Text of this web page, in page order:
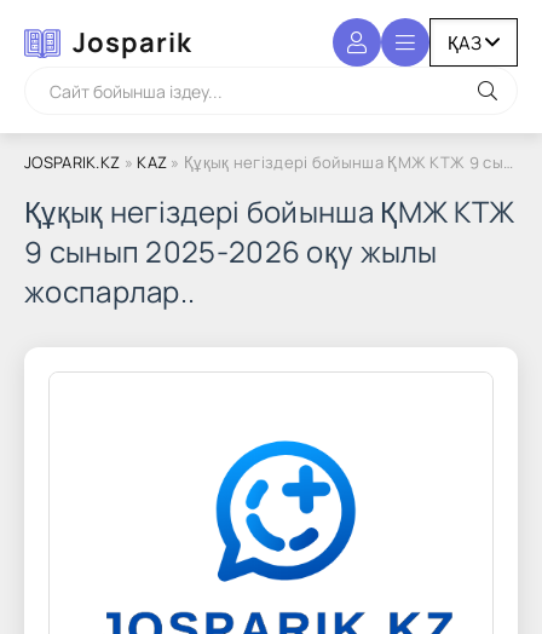
Josparik
JOSPARIK.KZ » KAZ » Құқық негіздері бойынша ҚМЖ КТЖ 9 сынып 2025-2026 оқу жылы жоспарлар..
Құқық негіздері бойынша ҚМЖ КТЖ
9 сынып 2025-2026 оқу жылы
жоспарлар..